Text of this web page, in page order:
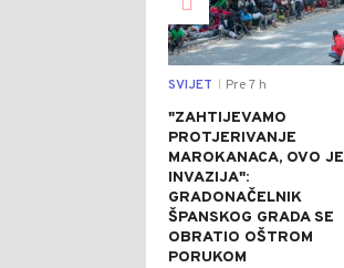
SVIJET Pre 7 h
"ZAHTIJEVAMO
PROTJERIVANJE
MAROKANACA, OVO JE
INVAZIJA":
GRADONAČELNIK
ŠPANSKOG GRADA SE
OBRATIO OŠTROM
PORUKOM